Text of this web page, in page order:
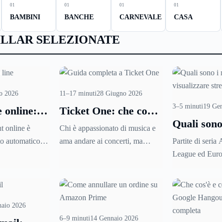
01
BAMBINI
01
BANCHE
01
CARNEVALE
01
CASA
SELEZIONATE
2026
online:
e
online è
automatico.
senza
dove si
11–17 minuti28 Giugno 2026
Ticket One: che cos’è
e come funziona?
Chi è appassionato di musica e
ama andare ai concerti, ma
si sarà imbattuto nell’acquisto
line che consente di acquistare in
3–5 minuti19
Quali
siti per lo
calcio?
Partite di seria
League ed
partita
2026
6–9 minuti14 Gennaio 2026